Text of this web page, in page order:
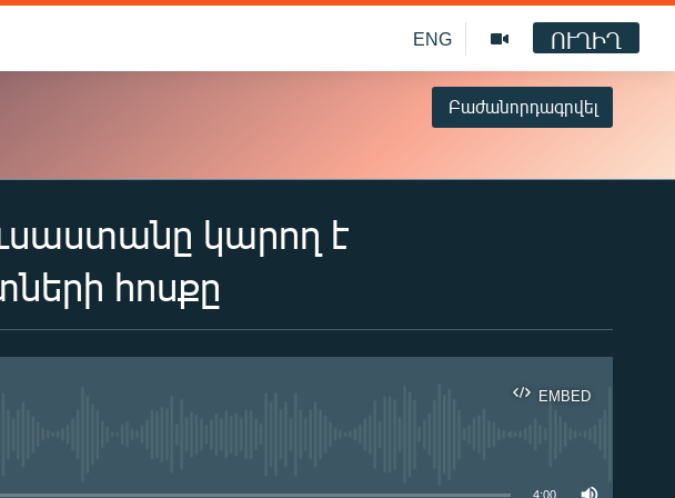
ENG ՈՒՂԻՂ
Բաժանորդագրվել
կարող է
հոսքը
EMBED
4:00